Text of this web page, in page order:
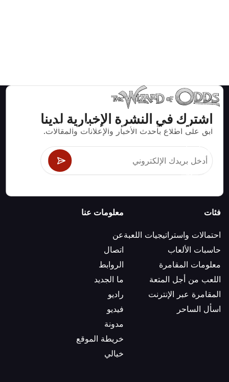
اشترك في النشرة الإخبارية لدينا
ابق على اطلاع بأحدث الأخبار والإعلانات والمقالات.
استراتيجيات ومعلومات صحيحة رياضيا لألعاب الكازينو مثل
البلاك جاك وكرابس والروليت ومئات الألعاب الأخرى التي
يمكن لعبها.
فئات
احتمالات واستراتيجيات اللعبة
حاسبات الألعاب
معلومات المقامرة
اللعب من أجل المتعة
المقامرة عبر الإنترنت
اسأل الساحر
معلومات عنا
عن
اتصال
الروابط
ما الجديد
راديو
فيديو
مدونة
خريطة الموقع
خيالي